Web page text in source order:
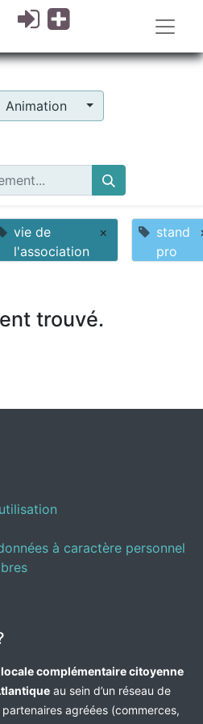
Animation
vie de
l'association
×
stand
pro
trouvé.
à caractère personnel
complémentaire citoyenne
au sein d’un réseau de
agréées (commerces,